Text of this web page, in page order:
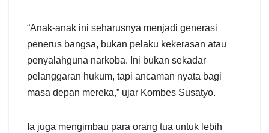
“Anak-anak ini seharusnya menjadi generasi
penerus bangsa, bukan pelaku kekerasan atau
penyalahguna narkoba. Ini bukan sekadar
pelanggaran hukum, tapi ancaman nyata bagi
masa depan mereka,” ujar Kombes Susatyo.
Ia juga mengimbau para orang tua untuk lebih